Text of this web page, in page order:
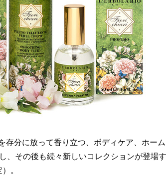
存分に放って香り立つ、ボディケア、ホーム
、その後も続々新しいコレクションが登場す
。